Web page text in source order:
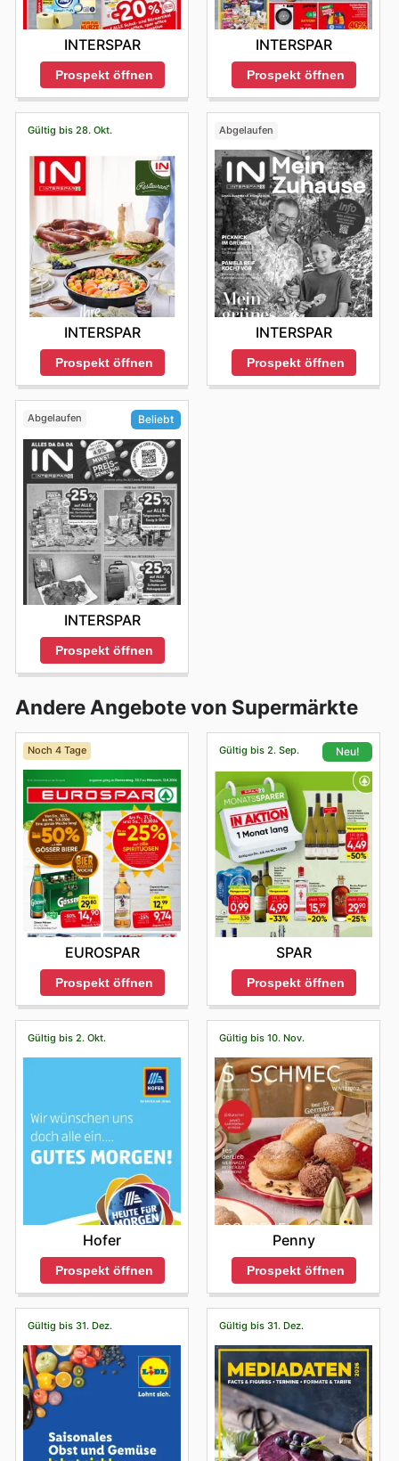
INTERSPAR
Prospekt öffnen
INTERSPAR
Prospekt öffnen
Gültig bis 28. Okt.
INTERSPAR
Prospekt öffnen
Abgelaufen
INTERSPAR
Prospekt öffnen
Abgelaufen Beliebt
INTERSPAR
Prospekt öffnen
Andere Angebote von Supermärkte
Noch 4 Tage
EUROSPAR
Prospekt öffnen
Gültig bis 2. Sep. Neu!
SPAR
Prospekt öffnen
Gültig bis 2. Okt.
Hofer
Prospekt öffnen
Gültig bis 10. Nov.
Penny
Prospekt öffnen
Gültig bis 31. Dez. Gültig bis 31. Dez.